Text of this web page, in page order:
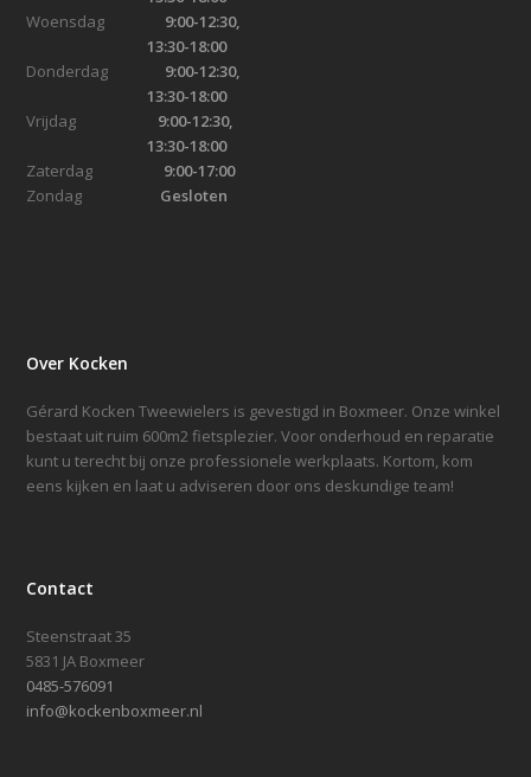
Woensdag
9:00-12:30,
13:30-18:00
Donderdag 9:00-12:30,
13:30-18:00
Vrijdag 9:00-12:30,
13:30-18:00
Zaterdag 9:00-17:00
Zondag Gesloten
Over Kocken
Gérard Kocken Tweewielers is gevestigd in Boxmeer. Onze winkel
bestaat uit ruim 600m2 fietsplezier. Voor onderhoud en reparatie
kunt u terecht bij onze professionele werkplaats. Kortom, kom
eens kijken en laat u adviseren door ons deskundige team!
Contact
Steenstraat 35
5831 JA Boxmeer
0485-576091
info@kockenboxmeer.nl